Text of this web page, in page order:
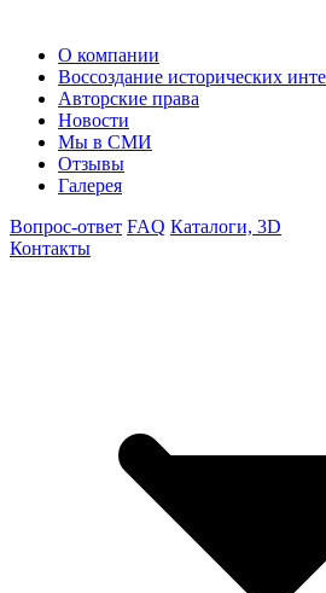
О компании
Воссоздание исторических
Авторские права
Новости
Мы в СМИ
Отзывы
Галерея
Вопрос-ответ FAQ Каталоги, 3D
Контакты